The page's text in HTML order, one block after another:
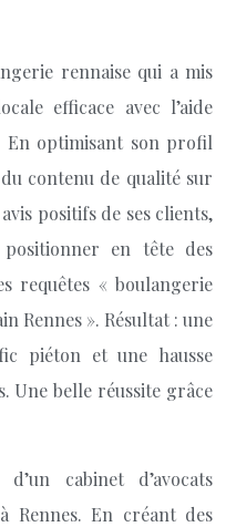
rennaise qui a mis
efficace avec l’aide
En optimisant son profil
contenu de qualité sur
positifs de ses clients,
en tête des
requêtes « boulangerie
Rennes ». Résultat : une
piéton et une hausse
Une belle réussite grâce
cabinet d’avocats
Rennes. En créant des